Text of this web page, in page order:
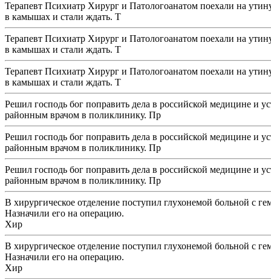
Терапевт Психиатр Хирург и Патологоанатом поехали на
в камышах и стали ждать. Т
Терапевт Психиатр Хирург и Патологоанатом поехали на
в камышах и стали ждать. Т
Терапевт Психиатр Хирург и Патологоанатом поехали на
в камышах и стали ждать. Т
Решил господь бог поправить дела в российской медицине и
районным врачом в поликлинику. Пр
Решил господь бог поправить дела в российской медицине и
районным врачом в поликлинику. Пр
Решил господь бог поправить дела в российской медицине и
районным врачом в поликлинику. Пр
В хирургическое отделение поступил глухонемой больной с
Назначили его на операцию.
Хир
В хирургическое отделение поступил глухонемой больной с
Назначили его на операцию.
Хир